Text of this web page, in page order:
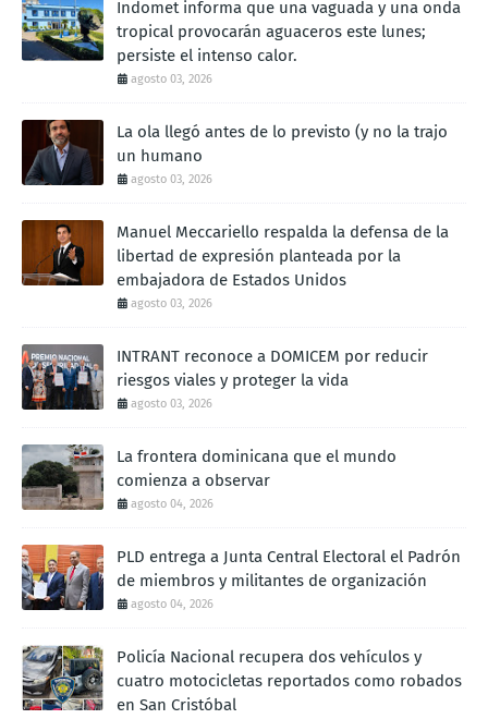
Indomet informa que una vaguada y una onda
tropical provocarán aguaceros este lunes;
persiste el intenso calor.
agosto 03, 2026
La ola llegó antes de lo previsto (y no la trajo
un humano
agosto 03, 2026
Manuel Meccariello respalda la defensa de la
libertad de expresión planteada por la
embajadora de Estados Unidos
agosto 03, 2026
INTRANT reconoce a DOMICEM por reducir
riesgos viales y proteger la vida
agosto 03, 2026
La frontera dominicana que el mundo
comienza a observar
agosto 04, 2026
PLD entrega a Junta Central Electoral el Padrón
de miembros y militantes de organización
agosto 04, 2026
Policía Nacional recupera dos vehículos y
cuatro motocicletas reportados como robados
en San Cristóbal